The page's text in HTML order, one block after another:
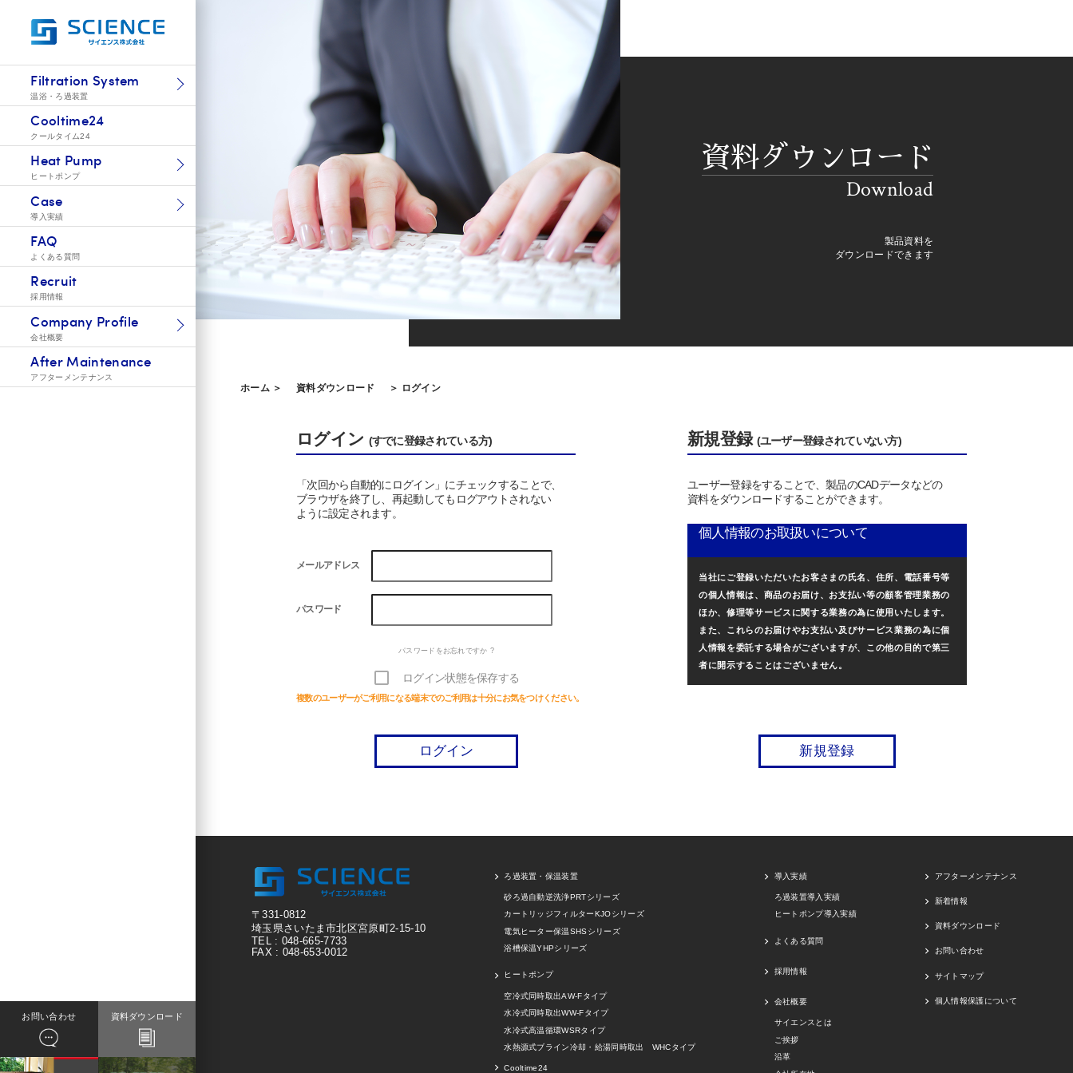
Filtration System
温浴・ろ過装置
Cooltime24
クールタイム24
Heat Pump
ヒートポンプ
Case
導入実績
FAQ
よくある質問
Recruit
採用情報
Company Profile
会社概要
After Maintenance
アフターメンテナンス
お問い合わせ 資料ダウンロード
資料ダウンロード
Download
製品資料を
ダウンロードできます
ホーム ＞ 資料ダウンロード ＞ ログイン
ログイン (すでに登録されている方)
「次回から自動的にログイン」にチェックすることで、
ブラウザを終了し、再起動してもログアウトされない
ように設定されます。
メールアドレス
パスワード
パスワードをお忘れですか ?
ログイン状態を保存する
複数のユーザーがご利用になる端末でのご利用は十分にお気をつけください。
新規登録 (ユーザー登録されていない方)
ユーザー登録をすることで、製品のCADデータなどの
資料をダウンロードすることができます。
個人情報のお取扱いについて
当社にご登録いただいたお客さまの氏名、住所、電話番号等
の個人情報は、商品のお届け、お支払い等の顧客管理業務の
ほか、修理等サービスに関する業務の為に使用いたします。
また、これらのお届けやお支払い及びサービス業務の為に個
人情報を委託する場合がございますが、この他の目的で第三
者に開示することはございません。
新規登録
〒331-0812
埼玉県さいたま市北区宮原町2-15-10
TEL : 048-665-7733
FAX : 048-653-0012
ろ過装置・保温装置
砂ろ過自動逆洗浄PRTシリーズ
カートリッジフィルターKJOシリーズ
電気ヒーター保温SHSシリーズ
浴槽保温YHPシリーズ
ヒートポンプ
空冷式同時取出AW-Fタイプ
水冷式同時取出WW-Fタイプ
水冷式高温循環WSRタイプ
水熱源式ブライン冷却・給湯同時取出 WHCタイプ
Cooltime24
導入実績
ろ過装置導入実績
ヒートポンプ導入実績
よくある質問
採用情報
会社概要
サイエンスとは
ご挨拶
沿革
アフターメンテナンス
新着情報
資料ダウンロード
お問い合わせ
サイトマップ
個人情報保護について